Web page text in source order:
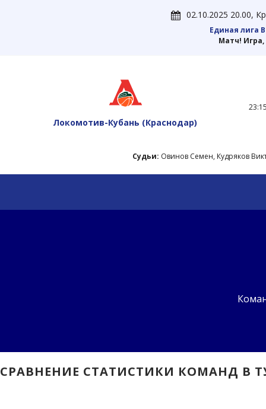
02.10.2025 20.00,
Единая лига
Матч! Игра,
Локомотив-Кубань (Краснодар)
Судьи: Овинов Семен, Кудряков
СРАВНЕНИЕ СТАТИСТИКИ КОМАНД В